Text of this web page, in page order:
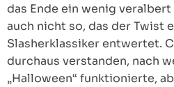
das Ende ein wenig
auch nicht so, das der Twist
Slasherklassiker entwertet.
durchaus verstanden, nach
„Halloween“ funktionierte,